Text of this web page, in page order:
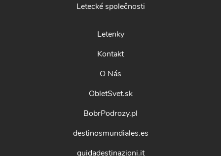
Letecké společnosti
Letenky
Kontakt
O Nás
ObletSvet.sk
BobrPodrozy.pl
destinosmundiales.es
guidadestinazioni.it